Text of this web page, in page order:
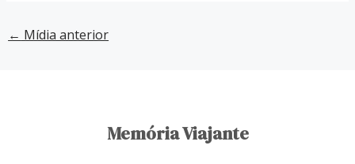
← Mídia anterior
Memória Viajante